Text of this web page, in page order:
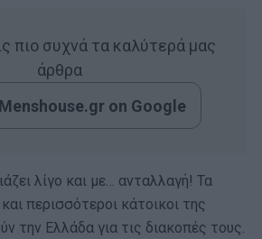
πιο συχνά τα καλύτερά μας
άρθρα
on Google
λίγο και με… ανταλλαγή! Τα
περισσότεροι κάτοικοι της
την Ελλάδα για τις διακοπές τους.